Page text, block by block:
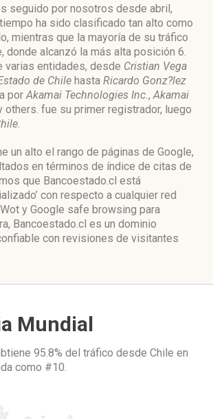
seguido por nosotros desde abril,
ha sido clasificado tan alto como
mientras que la mayoría de su tráfico
donde alcanzó la más alta posición 6.
varias entidades, desde Cristian Vega
de Chile hasta Ricardo Gonz?lez
porAkamai Technologies Inc.,Akamai
others. fue su primer registrador, luego
.
un alto el rango de páginas de Google,
en términos de índice de citas de
que Bancoestado.cl está
con respecto a cualquier red
y Google safe browsing para
Bancoestado.cl es un dominio
con revisiones de visitantes
Mundial
95.8% del tráfico desde Chile en
como #10.